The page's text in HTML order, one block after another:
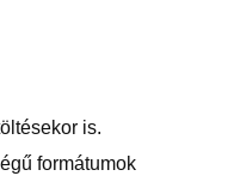
is.
formátumok